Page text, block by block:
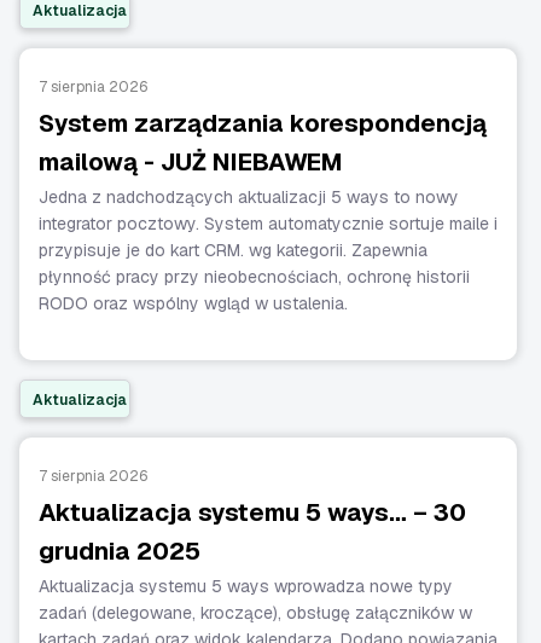
Aktualizacja
7 sierpnia 2026
System zarządzania korespondencją
mailową - JUŻ NIEBAWEM
Jedna z nadchodzących aktualizacji 5 ways to nowy
integrator pocztowy. System automatycznie sortuje maile i
przypisuje je do kart CRM. wg kategorii. Zapewnia
płynność pracy przy nieobecnościach, ochronę historii
RODO oraz wspólny wgląd w ustalenia.
Aktualizacja
7 sierpnia 2026
Aktualizacja systemu 5 ways… – 30
grudnia 2025
Aktualizacja systemu 5 ways wprowadza nowe typy
zadań (delegowane, kroczące), obsługę załączników w